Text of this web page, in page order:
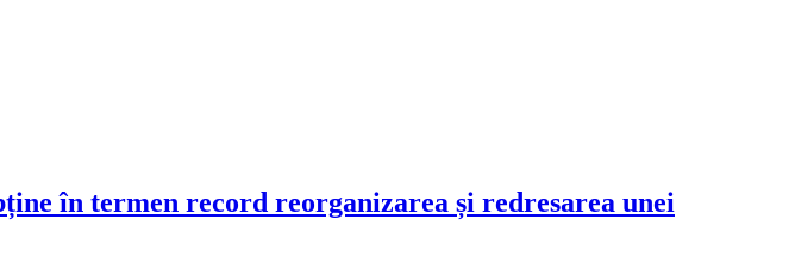
în termen record reorganizarea și redresarea unei